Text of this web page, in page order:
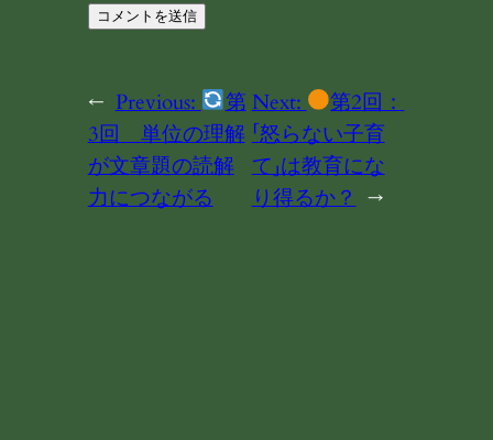
← Previous:
第
3回 単位の理解
が文章題の読解
力につながる
Next:
第2回：
「怒らない子育
て」は教育にな
り得るか？ →